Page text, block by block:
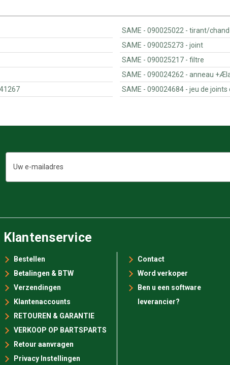
SAME - 090025022 -
SAME - 090025273 - joint
SAME - 090025217 - filtre
SAME -
SAME -
mailadres
Klantenservice
Bestellen
Betalingen & BTW
Verzendingen
Klantenaccounts
RETOUREN & GARANTIE
VERKOOP OP BARTSPARTS
Retour aanvragen
Privacy Instellingen
Contact
Word verkoper
Ben u een software
leverancier?